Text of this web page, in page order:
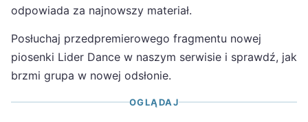
odpowiada za najnowszy materiał.
Posłuchaj przedpremierowego fragmentu nowej
piosenki Lider Dance w naszym serwisie i sprawdź, jak
brzmi grupa w nowej odsłonie.
OGLĄDAJ